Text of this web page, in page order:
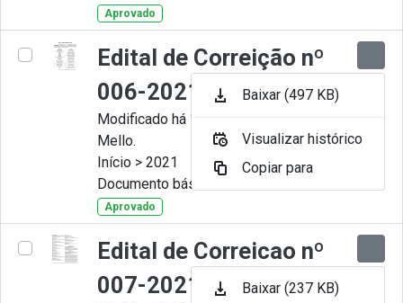
Aprovado
Edital de Correição nº
006-2021
Modificado há 11 Meses por Artur
Mello.
Início > 2021
Documento básico
Aprovado
Edital de Correicao nº
007-2021
Baixar (497 KB)
Visualizar histórico
Copiar para
Baixar (237 KB)